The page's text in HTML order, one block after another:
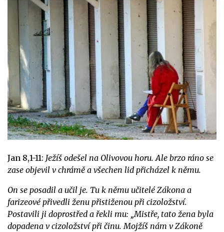
Jan 8,1-11: Ježíš odešel na Olivovou horu. Ale brzo ráno se
zase objevil v chrámě a všechen lid přicházel k němu.
On se posadil a učil je. Tu k němu učitelé Zákona a
farizeové přivedli ženu přistiženou při cizoložství.
Postavili ji doprostřed a řekli mu: „Mistře, tato žena byla
dopadena v cizoložství při činu. Mojžíš nám v Zákoně